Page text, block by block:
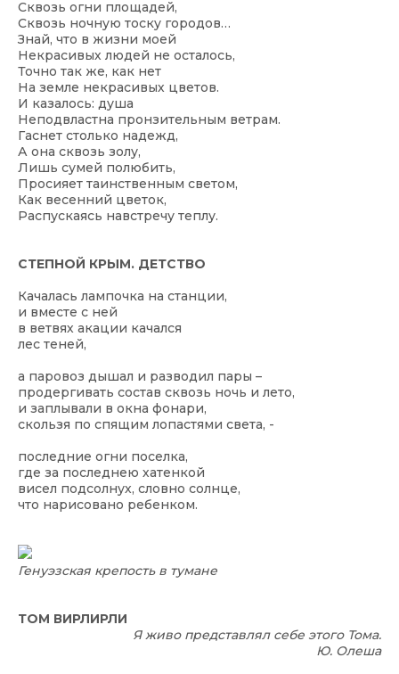
Сквозь огни площадей,
Сквозь ночную тоску городов…
Знай, что в жизни моей
Некрасивых людей не осталось,
Точно так же, как нет
На земле некрасивых цветов.
И казалось: душа
Неподвластна пронзительным ветрам.
Гаснет столько надежд,
А она сквозь золу,
Лишь сумей полюбить,
Просияет таинственным светом,
Как весенний цветок,
Распускаясь навстречу теплу.
СТЕПНОЙ КРЫМ. ДЕТСТВО
Качалась лампочка на станции,
и вместе с ней
в ветвях акации качался
лес теней,
а паровоз дышал и разводил пары –
продергивать состав сквозь ночь и лето,
и заплывали в окна фонари,
скользя по спящим лопастями света, -
последние огни поселка,
где за последнею хатенкой
висел подсолнух, словно солнце,
что нарисовано ребенком.
Генуэзская крепость в тумане
ТОМ ВИРЛИРЛИ
Я живо представлял себе этого Тома.
Ю. Олеша